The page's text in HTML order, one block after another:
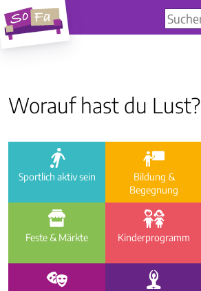
Worauf hast du Lust?
a
Sportlich aktiv sein
i
Bildung &
Begegnung
f
Feste & Märkte
g
Kinder­programm
d c